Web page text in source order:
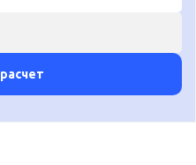
Начать расчет